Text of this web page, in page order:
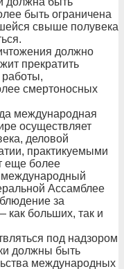
быть ограничена
свыше полувека
должно
прекратить
работы,
смертоносных
международная
осуществляет
деловой
практикуемыми
еще более
международный
Ассамблее
за
больших, так и
под надзором
должны быть
международных